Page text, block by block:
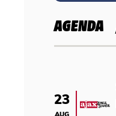
AGENDA
23